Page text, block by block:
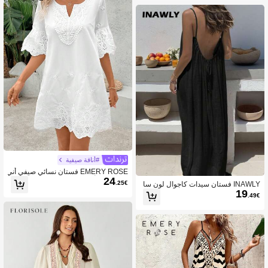
INAWLY فستان سيدات كاجوال لون سا
دة فضفاض الحمالات ، صيفي
19.49€
#أناقة صيفية
EMERY ROSE فستان نسائي صيفي أني
ق مستقيم أكمام واسعة ذو رقبة مشرشب
ة مزين بقطع دانتيل باللون الأحمر الصلب
24.25€